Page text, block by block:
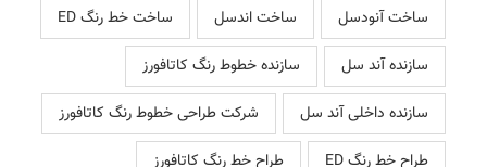
ساخت آنودسل
ساخت اندسل
ساخت خط رنگ ED
سازنده آند سل
سازنده خطوط رنگ کاتافورز
سازنده داخلی آند سل
شرکت طراحی خطوط رنگ کاتافورز
طراح خط رنگ ED
طراح خط رنگ کاتافورز